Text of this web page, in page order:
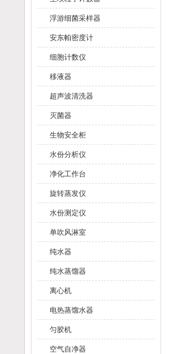
浮游细菌采样器
安东帕密度计
细胞计数仪
移液器
超声波清洗器
灭菌器
生物安全柜
水份分析仪
净化工作台
旋转蒸发仪
水份测定仪
单吹风淋室
纯水器
纯水蒸馏器
离心机
电热蒸馏水器
匀胶机
空气自净器